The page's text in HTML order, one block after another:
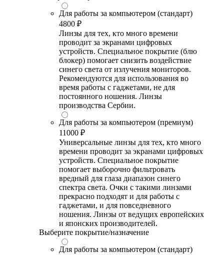
Для работы за компьютером (стандарт)
4800 ₽
Линзы для тех, кто много времени
проводит за экранами цифровых
устройств. Специальное покрытие (блю
блокер) помогает снизить воздействие
синего света от излучения мониторов.
Рекомендуются для использования во
время работы с гаджетами, не для
постоянного ношения. Линзы
производства Сербии.
Для работы за компьютером (премиум)
11000 ₽
Универсальные линзы для тех, кто много
времени проводит за экранами цифровых
устройств. Специальное покрытие
помогает выборочно фильтровать
вредный для глаза диапазон синего
спектра света. Очки с такими линзами
прекрасно подходят и для работы с
гаджетами, и для повседневного
ношения. Линзы от ведущих европейских
и японских производителей.
Выберите покрытие/назначение
Для работы за компьютером (стандарт)